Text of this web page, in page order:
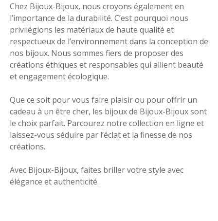
Chez Bijoux-Bijoux, nous croyons également en
l’importance de la durabilité. C’est pourquoi nous
privilégions les matériaux de haute qualité et
respectueux de l’environnement dans la conception de
nos bijoux. Nous sommes fiers de proposer des
créations éthiques et responsables qui allient beauté
et engagement écologique.
Que ce soit pour vous faire plaisir ou pour offrir un
cadeau à un être cher, les bijoux de Bijoux-Bijoux sont
le choix parfait. Parcourez notre collection en ligne et
laissez-vous séduire par l’éclat et la finesse de nos
créations.
Avec Bijoux-Bijoux, faites briller votre style avec
élégance et authenticité.